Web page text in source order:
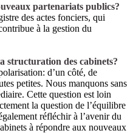
partenariats publics?
des actes fonciers, qui
à la gestion du
structuration des cabinets?
d’un côté, de
petites. Nous manquons sans
Cette question est loin
la question de l’équilibre
réfléchir à l’avenir du
à répondre aux nouveaux